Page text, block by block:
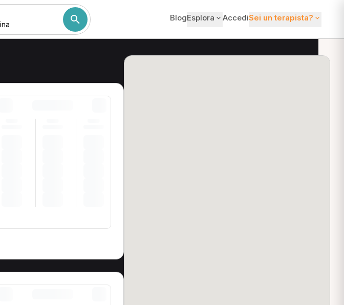
BlogEsplora AccediSei un terapista?